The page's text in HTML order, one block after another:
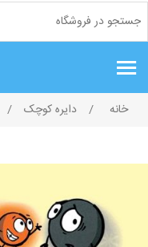
خانه / دایره کوچک /